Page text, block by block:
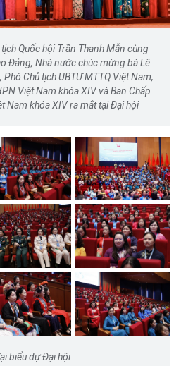
Quốc hội Trần Thanh Mẫn cùng
Đảng, Nhà nước chúc mừng bà Lê
Phó Chủ tịch UBTƯ MTTQ Việt Nam,
Việt Nam khóa XIV và Ban Chấp
Nam khóa XIV ra mắt tại Đại hội
biểu dự Đại hội